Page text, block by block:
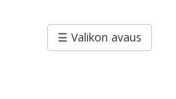
☰ Valikon avaus